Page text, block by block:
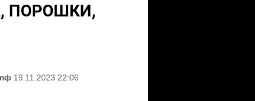
ПОРОШКИ,
19.11.2023 22:06